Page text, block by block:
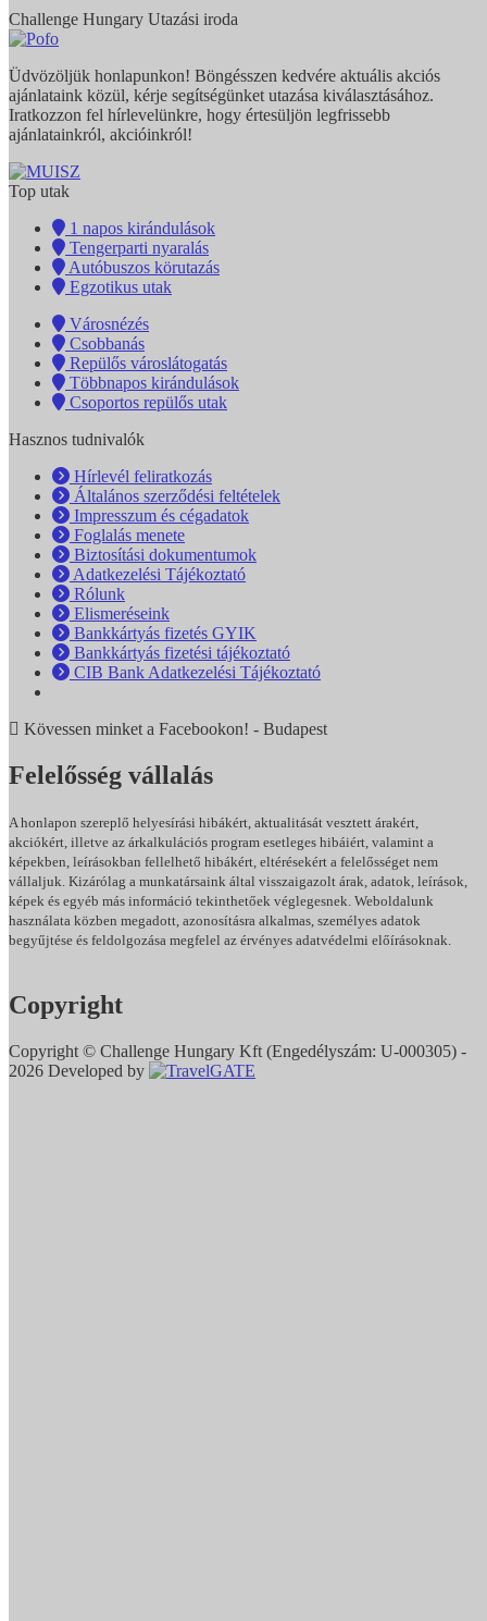
Challenge Hungary Utazási iroda
Üdvözöljük honlapunkon! Böngésszen kedvére aktuális akciós
ajánlataink közül, kérje segítségünket utazása kiválasztásához.
Iratkozzon fel hírlevelünkre, hogy értesüljön legfrissebb
ajánlatainkról, akcióinkról!
Top utak
1 napos kirándulások
Tengerparti nyaralás
Autóbuszos körutazás
Egzotikus utak
Városnézés
Csobbanás
Repülős városlátogatás
Többnapos kirándulások
Csoportos repülős utak
Hasznos tudnivalók
Hírlevél feliratkozás
Általános szerződési feltételek
Impresszum és cégadatok
Foglalás menete
Biztosítási dokumentumok
Adatkezelési Tájékoztató
Rólunk
Elismeréseink
Bankkártyás fizetés GYIK
Bankkártyás fizetési tájékoztató
CIB Bank Adatkezelési Tájékoztató
Kövessen minket a Facebookon! - Budapest
Felelősség vállalás
A honlapon szereplő helyesírási hibákért, aktualitását vesztett árakért,
akciókért, illetve az árkalkulációs program esetleges hibáiért, valamint a
képekben, leírásokban fellelhető hibákért, eltérésekért a felelősséget nem
vállaljuk. Kizárólag a munkatársaink által visszaigazolt árak, adatok, leírások,
képek és egyéb más információ tekinthetőek véglegesnek. Weboldalunk
használata közben megadott, azonosításra alkalmas, személyes adatok
begyűjtése és feldolgozása megfelel az érvényes adatvédelmi előírásoknak.
Copyright
Copyright © Challenge Hungary Kft (Engedélyszám: U-000305) -
2026 Developed by